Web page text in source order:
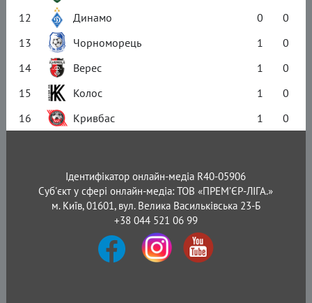
12
Динамо 0
0
13
Чорноморець 1
0
14
Верес 1
0
15
Колос 1
0
16
Кривбас 1 0
Ідентифікатор онлайн-медіа R40-05906
Суб'єкт у сфері онлайн-медіа: ТОВ «ПРЕМ’ЄР-ЛІГА.»
м. Київ, 01601, вул. Велика Васильківська 23-Б
+38 044 521 06 99